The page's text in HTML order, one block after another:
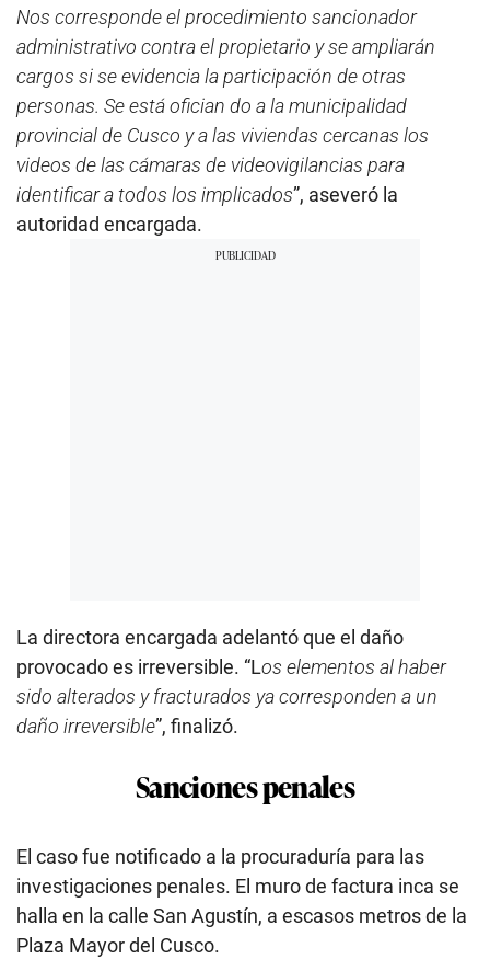
Nos corresponde el procedimiento sancionador
administrativo contra el propietario y se ampliarán
cargos si se evidencia la participación de otras
personas. Se está ofician do a la municipalidad
provincial de Cusco y a las viviendas cercanas los
videos de las cámaras de videovigilancias para
identificar a todos los implicados”, aseveró la
autoridad encargada.
La directora encargada adelantó que el daño
provocado es irreversible. “Los elementos al haber
sido alterados y fracturados ya corresponden a un
daño irreversible”, finalizó.
Sanciones penales
El caso fue notificado a la procuraduría para las
investigaciones penales. El muro de factura inca se
halla en la calle San Agustín, a escasos metros de la
Plaza Mayor del Cusco.